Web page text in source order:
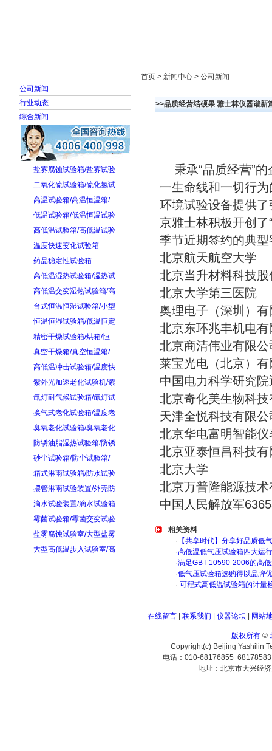
公司新闻
行业动态
综合新闻
盐雾腐蚀试验箱/盐雾试验
二氧化硫试验箱/硫化氢试
高温试验箱/高温恒温箱/
低温试验箱/低温恒温试验
高低温试验箱/高低温试验
温度快速变化试验箱
药品稳定性试验箱
高低温湿热试验箱/湿热试
高低温交变湿热试验箱/高
台式恒温恒湿试验箱/小型
恒温恒湿试验箱/低温恒定
精密干燥试验箱/烘箱/恒
真空干燥箱/真空恒温箱/
高低温冲击试验箱/温度快
紫外光加速老化试验机/紫
氙灯耐气候试验箱/氙灯试
换气式老化试验箱/温度老
臭氧老化试验箱/臭氧老化
防锈油脂湿热试验箱/防锈
砂尘试验箱/防尘试验箱/
箱式淋雨试验箱/防水试验
摆管淋雨试验装置/外壳防
滴水试验装置/滴水试验箱
霉菌试验箱/霉菌交变试验
盐雾腐蚀试验室/大型盐雾
大型高低温步入试验室/高
首页 > 新闻中心 > 公司新闻
>>品质经营结硕果 雅士林仪器谱新
秉承“品质经营”的
一生命线和一切行
环境试验设备提供
京雅士林积极开创
季节近期签约的典
北京航天航空大
北京当升材料科技
北京大学第三医
奥理电子（深圳）
北京东环兆丰机电
北京商清伟业有
莱宝光电（北京）
中国电力科学研究
北京奇化美生物科
天津全悦科技有
北京华电富明智能
北京亚泰恒昌科
北京大学 保
北京万普隆能源技
中国人民解放军
相关资料
· 【共享时代】分享好品质低
·高低温低气压试验箱四大运
·满足GBT 10590-2006的高
·低气压试验箱选购得以品牌
· 可程式高低温试验箱的计量
在线留言| 联系我们 仪器论坛| 网站
版权所有©
Copyright(c) Beijing Yashilin
电话：010-68176855
地址：北京市大兴经